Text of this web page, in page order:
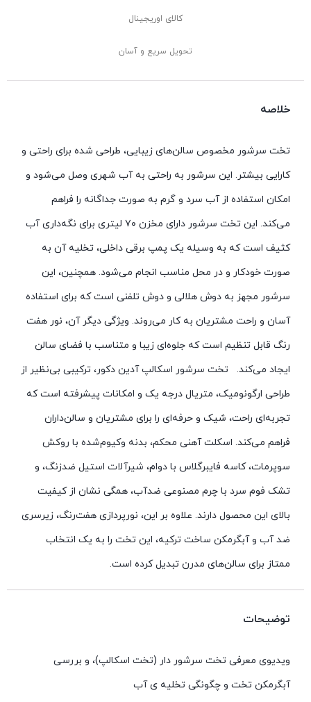
کالای اوریجینال
تحویل سریع و آسان
خلاصه
تخت سرشور مخصوص سالن‌های زیبایی، طراحی شده برای راحتی و
کارایی بیشتر. این سرشور به راحتی به آب شهری وصل می‌شود و
امکان استفاده از آب سرد و گرم به صورت جداگانه را فراهم
می‌کند. این تخت سرشور دارای مخزن ۷۰ لیتری برای نگه‌داری آب
کثیف است که به وسیله یک پمپ برقی داخلی، تخلیه آن به
صورت خودکار و در محل مناسب انجام می‌شود. همچنین، این
سرشور مجهز به دوش هلالی و دوش تلفنی است که برای استفاده
آسان و راحت مشتریان به کار می‌روند. ویژگی دیگر آن، نور هفت
رنگ قابل تنظیم است که جلوه‌ای زیبا و متناسب با فضای سالن
ایجاد می‌کند. تخت سرشور اسکالپ آدین دکور، ترکیبی بی‌نظیر از
طراحی ارگونومیک، متریال درجه یک و امکانات پیشرفته است که
تجربه‌ای راحت، شیک و حرفه‌ای را برای مشتریان و سالن‌داران
فراهم می‌کند. اسکلت آهنی محکم، بدنه وکیوم‌شده با روکش
سوپرمات، کاسه فایبرگلاس با دوام، شیرآلات استیل ضدزنگ، و
تشک فوم سرد با چرم مصنوعی ضدآب، همگی نشان از کیفیت
بالای این محصول دارند. علاوه بر این، نورپردازی هفت‌رنگ، زیرسری
ضد آب و آبگرمکن ساخت ترکیه، این تخت را به یک انتخاب
ممتاز برای سالن‌های مدرن تبدیل کرده است.
توضیحات
ویدیوی معرفی تخت سرشور دار (تخت اسکالپ)، و بررسی
آبگرمکن تخت و چگونگی تخلیه ی آب